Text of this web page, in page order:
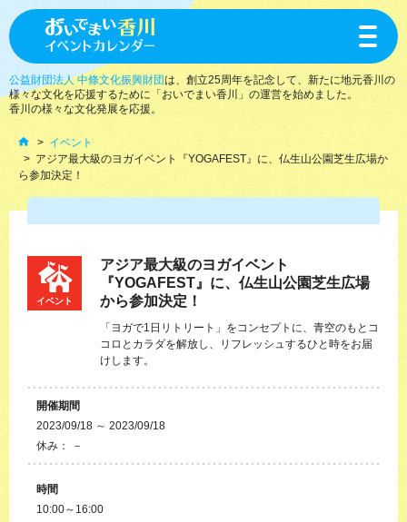
toggle
公益財団法人 中條文化振興財団は、創立25周年を記念して、新たに地元香川の
様々な文化を応援するために「おいでまい香川」の運営を始めました。
香川の様々な文化発展を応援。
イベント
アジア最大級のヨガイベント『YOGAFEST』に、仏生山公園芝生広場か
ら参加決定！
イベント
アジア最大級のヨガイベント
『YOGAFEST』に、仏生山公園芝生広場
から参加決定！
「ヨガで1日リトリート」をコンセプトに、青空のもとコ
コロとカラダを解放し、リフレッシュするひと時をお届
けします。
開催期間
2023/09/18 ～ 2023/09/18
休み： －
時間
10:00～16:00